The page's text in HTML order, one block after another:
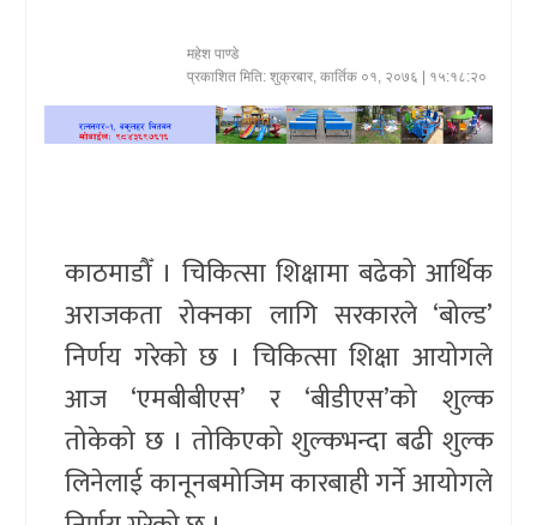
स्वास्थ्य/
रोचक
अन्तर्वार्ता
महेश पाण्डे
प्रकाशित मिति: शुक्रबार, कार्तिक ०१, २०७६ | १५:१८:२०
काठमाडौँ । चिकित्सा शिक्षामा बढेको आर्थिक
अराजकता रोक्नका लागि सरकारले ‘बोल्ड’
निर्णय गरेको छ । चिकित्सा शिक्षा आयोगले
आज ‘एमबीबीएस’ र ‘बीडीएस’को शुल्क
तोकेको छ । तोकिएको शुल्कभन्दा बढी शुल्क
लिनेलाई कानूनबमोजिम कारबाही गर्ने आयोगले